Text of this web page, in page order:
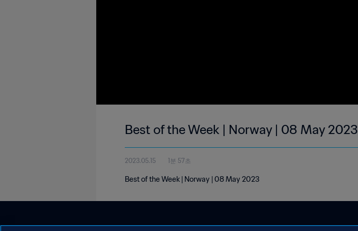
Best of the Week | Norway | 08 May 2023
2023.05.15 1분 57초
Best of the Week | Norway | 08 May 2023